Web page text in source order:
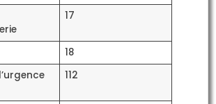
17
18
112